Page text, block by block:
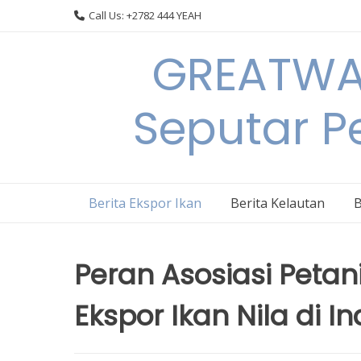
Call Us: +2782 444 YEAH
Seputar
Berita Ekspor Ikan Berita Kelautan
Peran Asosiasi
Ekspor Ikan Nila di